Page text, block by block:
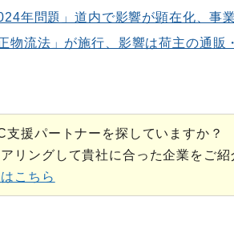
年問題」道内で影響が顕在化、
物流法」が施行、影響は荷主の通販
支援パートナーを探していますか？
リングして貴社に合った企業をご紹
こちら